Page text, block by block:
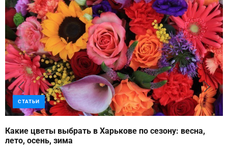
СТАТЬИ
Какие цветы выбрать в Харькове по сезону: весна,
лето, осень, зима